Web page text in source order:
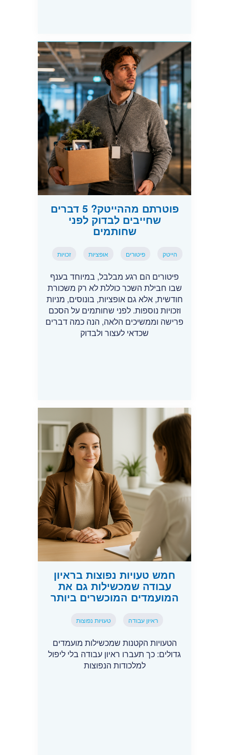
פוטרתם מההייטק? 5 דברים
שחייבים לבדוק לפני
שחותמים
הייטק פיטורים אופציות זכויות
פיטורים הם רגע מבלבל, במיוחד בענף
שבו חבילת השכר כוללת לא רק משכורת
חודשית, אלא גם אופציות, בונוסים, מניות
וזכויות נוספות. לפני שחותמים על הסכם
פרישה וממשיכים הלאה, הנה כמה דברים
שכדאי לעצור ולבדוק
חמש טעויות נפוצות בראיון
עבודה שמכשילות גם את
המועמדים המוכשרים ביותר
ראיון עבודה טעויות נפוצות
הטעויות הקטנות שמכשילות מועמדים
גדולים: כך תעברו ראיון עבודה בלי ליפול
למלכודות הנפוצות